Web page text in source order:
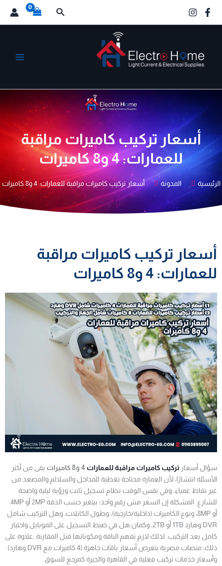
البحث
أسعار تركيب كاميرات مراقبة
للعمارات: 4 و8 كاميرات
الرئيسية المدونة أسعار تركيب كاميرات مراقبة للعمارات: 4 و8 كاميرات
أسعار تركيب كاميرات مراقبة
للعمارات: 4 و8 كاميرات
سؤال أسعار تركيب كاميرات مراقبة للعمارات
بقى من أكتر
الأسئلة انتشارًا، لأن العمارة محتاجة تغطية للمداخل والسلالم والمصعد من
غير نقاط عمياء، وفي نفس الوقت نظام تسجيل ثابت ورؤية ليلية واضحة
للشارع. المشكلة إن السعر مش رقم واحد؛ بيتغير حسب الدقة 2MP أو 4MP
أو 8MP، ونوع الكاميرات (داخلية/خارجية)، وطول الكابلات، وهل التركيب شامل
DVR وهارد 1TB أو 2TB، وكمان هل في ضبط التسجيل على الموبايل واختبار
كامل بعد التركيب. لذلك لازم نفهم الباقة ومكوناتها قبل المقارنة. علاوة على
ذلك، منصات مصرية بتعرض أسعار باقات جاهزة (4 كاميرات مع DVR وهارد)
وأسعار خدمات تركيب فعلية في القاهرة والجيزة كمرجع للسوق.